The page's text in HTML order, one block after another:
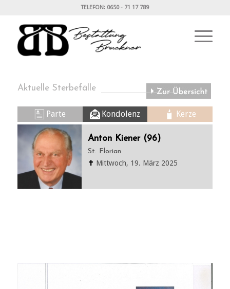
TELEFON: 0650 - 71 17 789
Aktuelle Sterbefälle
Parte Kondolenz Kerze
Anton Kiener (96)
St. Florian
✝ Mittwoch, 19. März 2025